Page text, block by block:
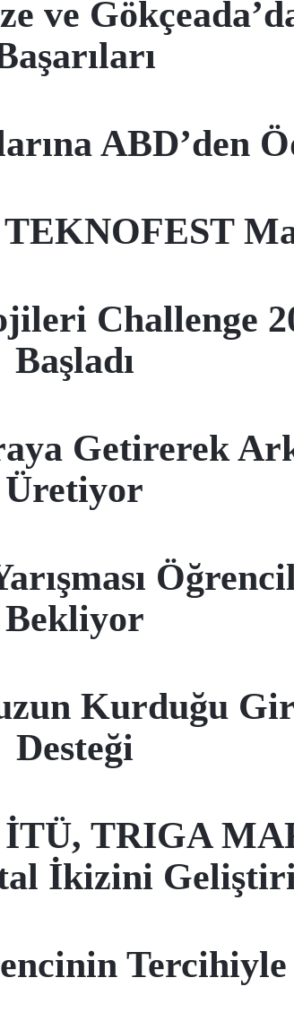
ve
ABD’den
Challenge
Başladı
Getirerek
Üretiyor
Bekliyor
Kurduğu
Desteği
TRIGA
İkizini